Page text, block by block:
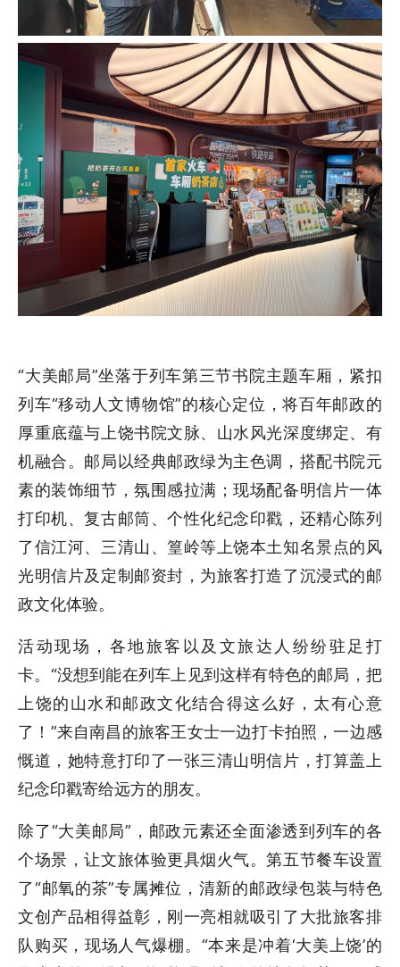
“大美邮局”坐落于列车第三节书院主题车厢，紧扣
列车“移动人文博物馆”的核心定位，将百年邮政的
厚重底蕴与上饶书院文脉、山水风光深度绑定、有
机融合。邮局以经典邮政绿为主色调，搭配书院元
素的装饰细节，氛围感拉满；现场配备明信片一体
打印机、复古邮筒、个性化纪念印戳，还精心陈列
了信江河、三清山、篁岭等上饶本土知名景点的风
光明信片及定制邮资封，为旅客打造了沉浸式的邮
政文化体验。
活动现场，各地旅客以及文旅达人纷纷驻足打
卡。“没想到能在列车上见到这样有特色的邮局，把
上饶的山水和邮政文化结合得这么好，太有心意
了！”来自南昌的旅客王女士一边打卡拍照，一边感
慨道，她特意打印了一张三清山明信片，打算盖上
纪念印戳寄给远方的朋友。
除了“大美邮局”，邮政元素还全面渗透到列车的各
个场景，让文旅体验更具烟火气。第五节餐车设置
了“邮氧的茶”专属摊位，清新的邮政绿包装与特色
文创产品相得益彰，刚一亮相就吸引了大批旅客排
队购买，现场人气爆棚。“本来是冲着‘大美上饶’的